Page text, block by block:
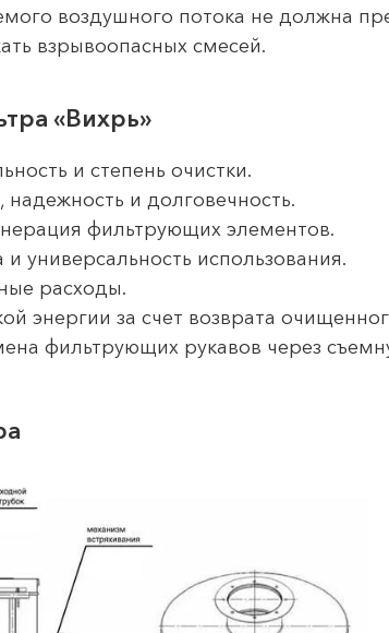
воздушного потока не должна
взрывоопасных смесей.
«Вихрь»
и степень очистки.
надежность и долговечность.
фильтрующих элементов.
и универсальность использования.
расходы.
энергии за счет возврата
фильтрующих рукавов через